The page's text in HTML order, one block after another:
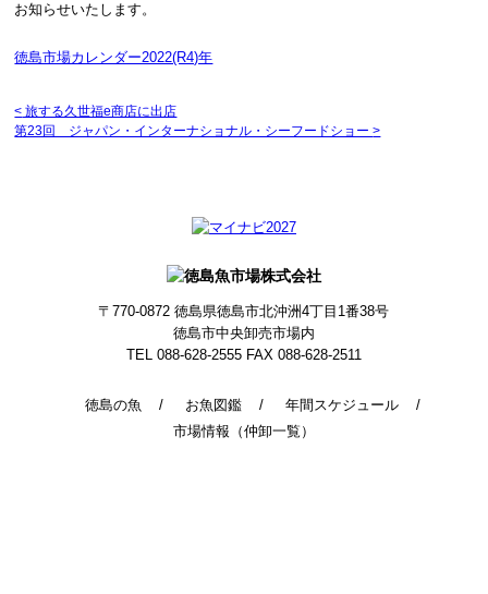
お知らせいたします。
徳島市場カレンダー2022(R4)年
< 旅する久世福e商店に出店
第23回 ジャパン・インターナショナル・シーフードショー>
徳島の魚 お魚図鑑
年間スケジュール
市場情報（仲卸一覧）
〒770-0872徳島県徳島市北沖洲4丁目1番38号
徳島市中央卸売市場内
TEL 088-628-2555 FAX 088-628-2511